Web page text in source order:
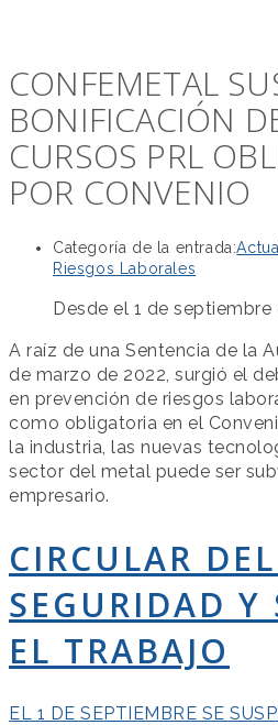
CONFEMETAL
BONIFICACIÓN
CURSOS PRL
POR CONVENIO
Categoría de la entrada:
Riesgos Laborales
Desde el 1 de septiembre
A raíz de una Sentencia de la
de marzo de 2022, surgió el
en prevención de riesgos
como obligatoria en el
la industria, las nuevas
sector del metal puede ser
empresario.
CIRCULAR
SEGURIDAD Y
EL TRABAJO
EL 1 DE SEPTIEMBRE SE